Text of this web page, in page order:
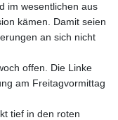
im wesentlichen aus
kämen. Damit seien
an sich nicht
offen. Die Linke
am Freitagvormittag
tief in den roten